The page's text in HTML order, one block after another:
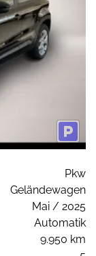
Pkw
Geländewagen
Mai / 2025
Automatik
9.950 km